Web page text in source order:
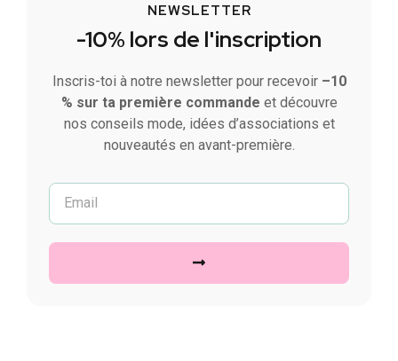
NEWSLETTER
-10% lors de l'inscription
Inscris-toi à notre newsletter pour recevoir –10
% sur ta première commande et découvre
nos conseils mode, idées d’associations et
nouveautés en avant-première.